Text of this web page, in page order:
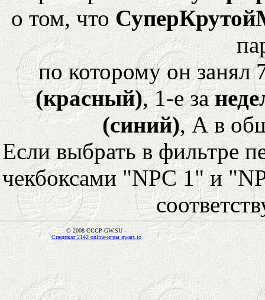
о том, что
по которому он
(красный), 1-е за
(синий), А в
Если выбрать в фильтре
чекбоксами "NPC 1" и
© 2008 CCCP-GW.SU -
Синдикат 2142 online-игры gwars.io